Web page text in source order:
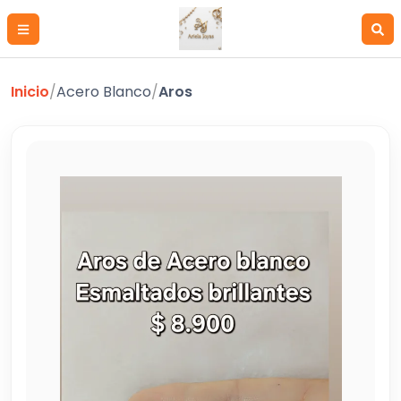
Inicio/Acero Blanco/Aros